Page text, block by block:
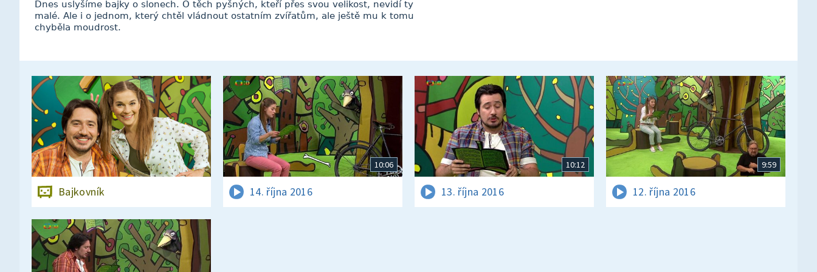
Dnes uslyšíme bajky o slonech. O těch pyšných, kteří přes svou velikost, nevidí ty
malé. Ale i o jednom, který chtěl vládnout ostatním zvířatům, ale ještě mu k tomu
chyběla moudrost.
Bajkovník
10:06
14. října 2016
10:12
13. října 2016
9:59
12. října 2016